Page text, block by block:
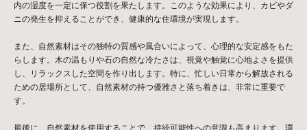
内の湿度を一定に保つ役割を果たします。このような効果により、カビやダ
ニの発生を抑えることができ、健康的な住環境が実現します。
また、自然素材はその独特の質感や風合いによって、心理的な安定感をもた
らします。木の温もりや石の自然な冷たさは、視覚や触覚に心地よさを提供
し、リラックスした空間を作り出します。特に、忙しい日常から解放される
ための居場所として、自然素材の持つ優雅さと落ち着きは、非常に重要で
す。
最後に、自然素材を使用することで、持続可能性への意識も高まります。環